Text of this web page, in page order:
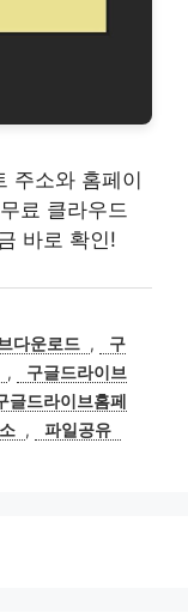
주소와 홈페이
료 클라우드
바로 확인!
다운로드 ,
구
,
구글드라이브
글드라이브홈페
, 파일공유